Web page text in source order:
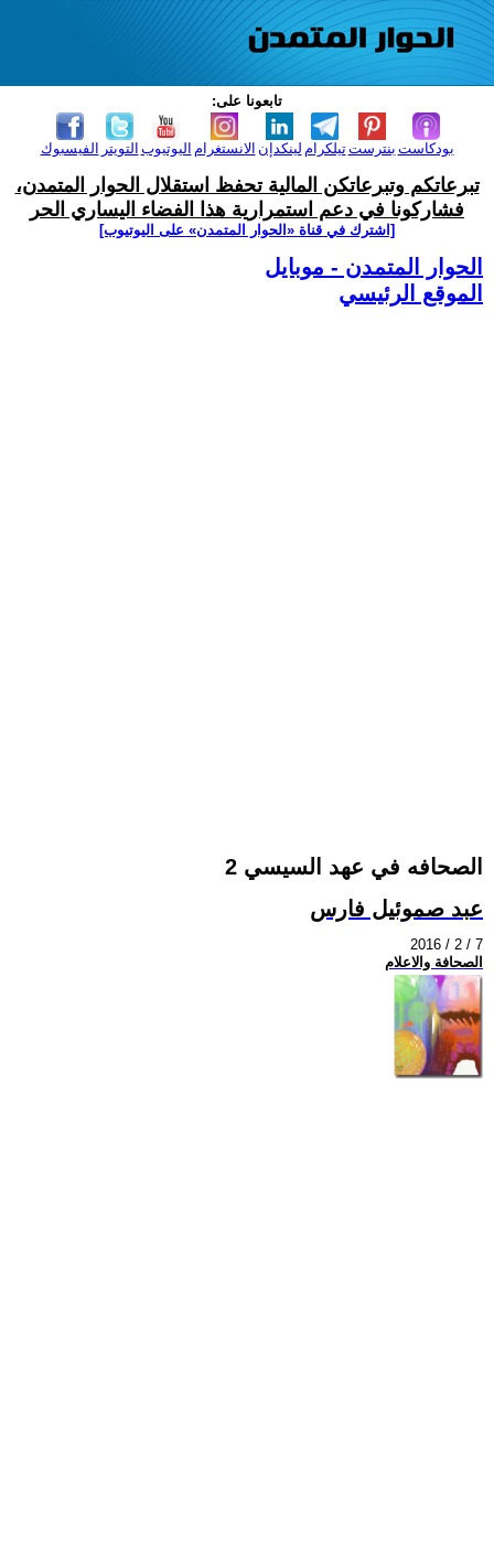
تابعونا على:
الفيسبوك التويتر اليوتيوب الانستغرام لينكدإن تيلكرامبنترست بودكاست
تبرعاتكم وتبرعاتكن المالية تحفظ استقلال الحوار المتمدن،
فشاركونا في دعم استمرارية هذا الفضاء اليساري الحر
[اشترك في قناة ‫«الحوار المتمدن» على اليوتيوب]
الحوار المتمدن - موبايل
الموقع الرئيسي
الصحافه في عهد السيسي 2
عبد صموئيل فارس
2016 / 2 / 7
الصحافة والاعلام